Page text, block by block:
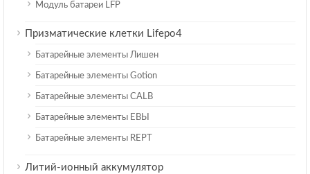
Модуль батареи LFP
Призматические клетки Lifepo4
Батарейные элементы Лишен
Батарейные элементы Gotion
Батарейные элементы CALB
Батарейные элементы ЕВЫ
Батарейные элементы REPT
Литий-ионный аккумулятор